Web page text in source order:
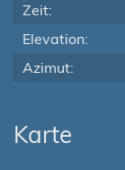
Zeit:
Elevation:
Azimut:
Karte